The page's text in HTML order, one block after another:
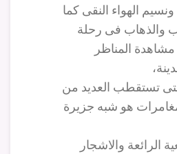
الهواء النقى كما
والذهاب فى رحلة
المناظر
تستقطب العديد من
هو شبه جزيرة
الرائعة والاشجار